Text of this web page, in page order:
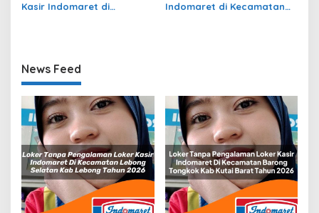
Kasir Indomaret di
Indomaret di Kecamatan
News Feed